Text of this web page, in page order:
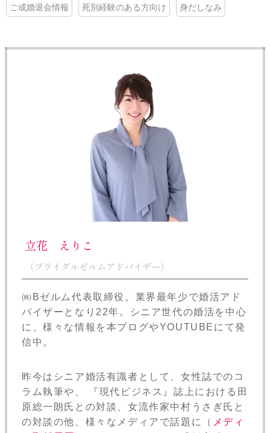
ご成婚退会情報 死別経験のある方向け 身だしなみ
立花 えりこ
（ブライダルゼルムアドバイザー）
㈱Bゼルム代表取締役。業界最年少で婚活アド
バイザーとなり22年。シニア世代の婚活を中心
に、様々な情報を本ブログやYOUTUBEにて発
信中。
昨今はシニア婚活有識者として、女性誌でのコ
ラム執筆や、 『現代ビジネス』誌上における田
原総一朗氏との対談、女流作家中村うさぎ氏と
の対談の他、様々なメディアで話題に（ メディ